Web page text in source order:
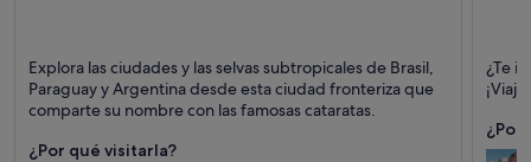
Puntos fuertes: Cataratas, Junglas y Naturaleza
Explora las ciudades y las selvas subtropicales de Brasil,
Paraguay y Argentina desde esta ciudad fronteriza que
comparte su nombre con las famosas cataratas.
¿Por qué visitarla?
¿Te
¿Por